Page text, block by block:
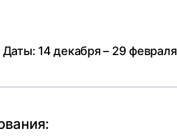
Даты: 14 декабря – 29 февраля